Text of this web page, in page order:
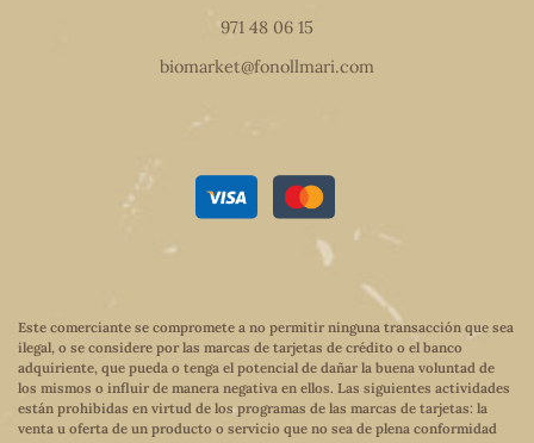
971 48 06 15
biomarket@fonollmari.com
Este comerciante se compromete a no permitir ninguna transacción que sea
ilegal, o se considere por las marcas de tarjetas de crédito o el banco
adquiriente, que pueda o tenga el potencial de dañar la buena voluntad de
los mismos o influir de manera negativa en ellos. Las siguientes actividades
están prohibidas en virtud de los programas de las marcas de tarjetas: la
venta u oferta de un producto o servicio que no sea de plena conformidad